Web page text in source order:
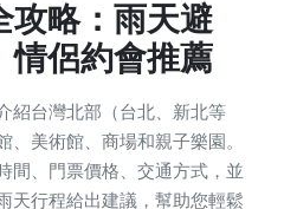
攻略：雨天避
情侶約會推薦
紹台灣北部（台北、新北等
美術館、商場和親子樂園。
間、門票價格、交通方式，並
天行程給出建議，幫助您輕鬆